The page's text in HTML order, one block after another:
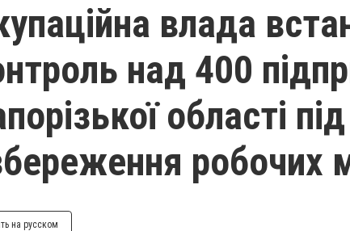
влада
над 400
області
робочих
на русском